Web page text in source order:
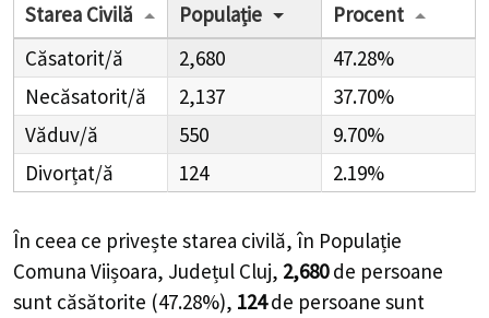
Starea Civilă Populație
Procent
Căsatorit/ă
2,680
47.28%
Necăsatorit/ă
2,137
37.70%
Văduv/ă
550
9.70%
Divorțat/ă
124 2.19%
În ceea ce privește starea civilă, în Populație
Comuna Viișoara, Județul Cluj, 2,680 de persoane
sunt căsătorite (47.28%), 124 de persoane sunt